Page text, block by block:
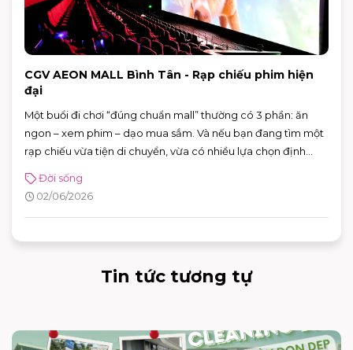
CGV AEON MALL Bình Tân - Rạp chiếu phim hiện
đại
Một buổi đi chơi “đúng chuẩn mall” thường có 3 phần: ăn
ngon – xem phim – dạo mua sắm. Và nếu bạn đang tìm một
rạp chiếu vừa tiện di chuyển, vừa có nhiều lựa chọn định
AEON MALL Bình Tân là điểm đến rất phù hợp cho cả gia
đình, nhóm bạn lẫn các buổi hẹn hò cuối tuần.
Đời sống
02/06/2026
Tin tức tương tự